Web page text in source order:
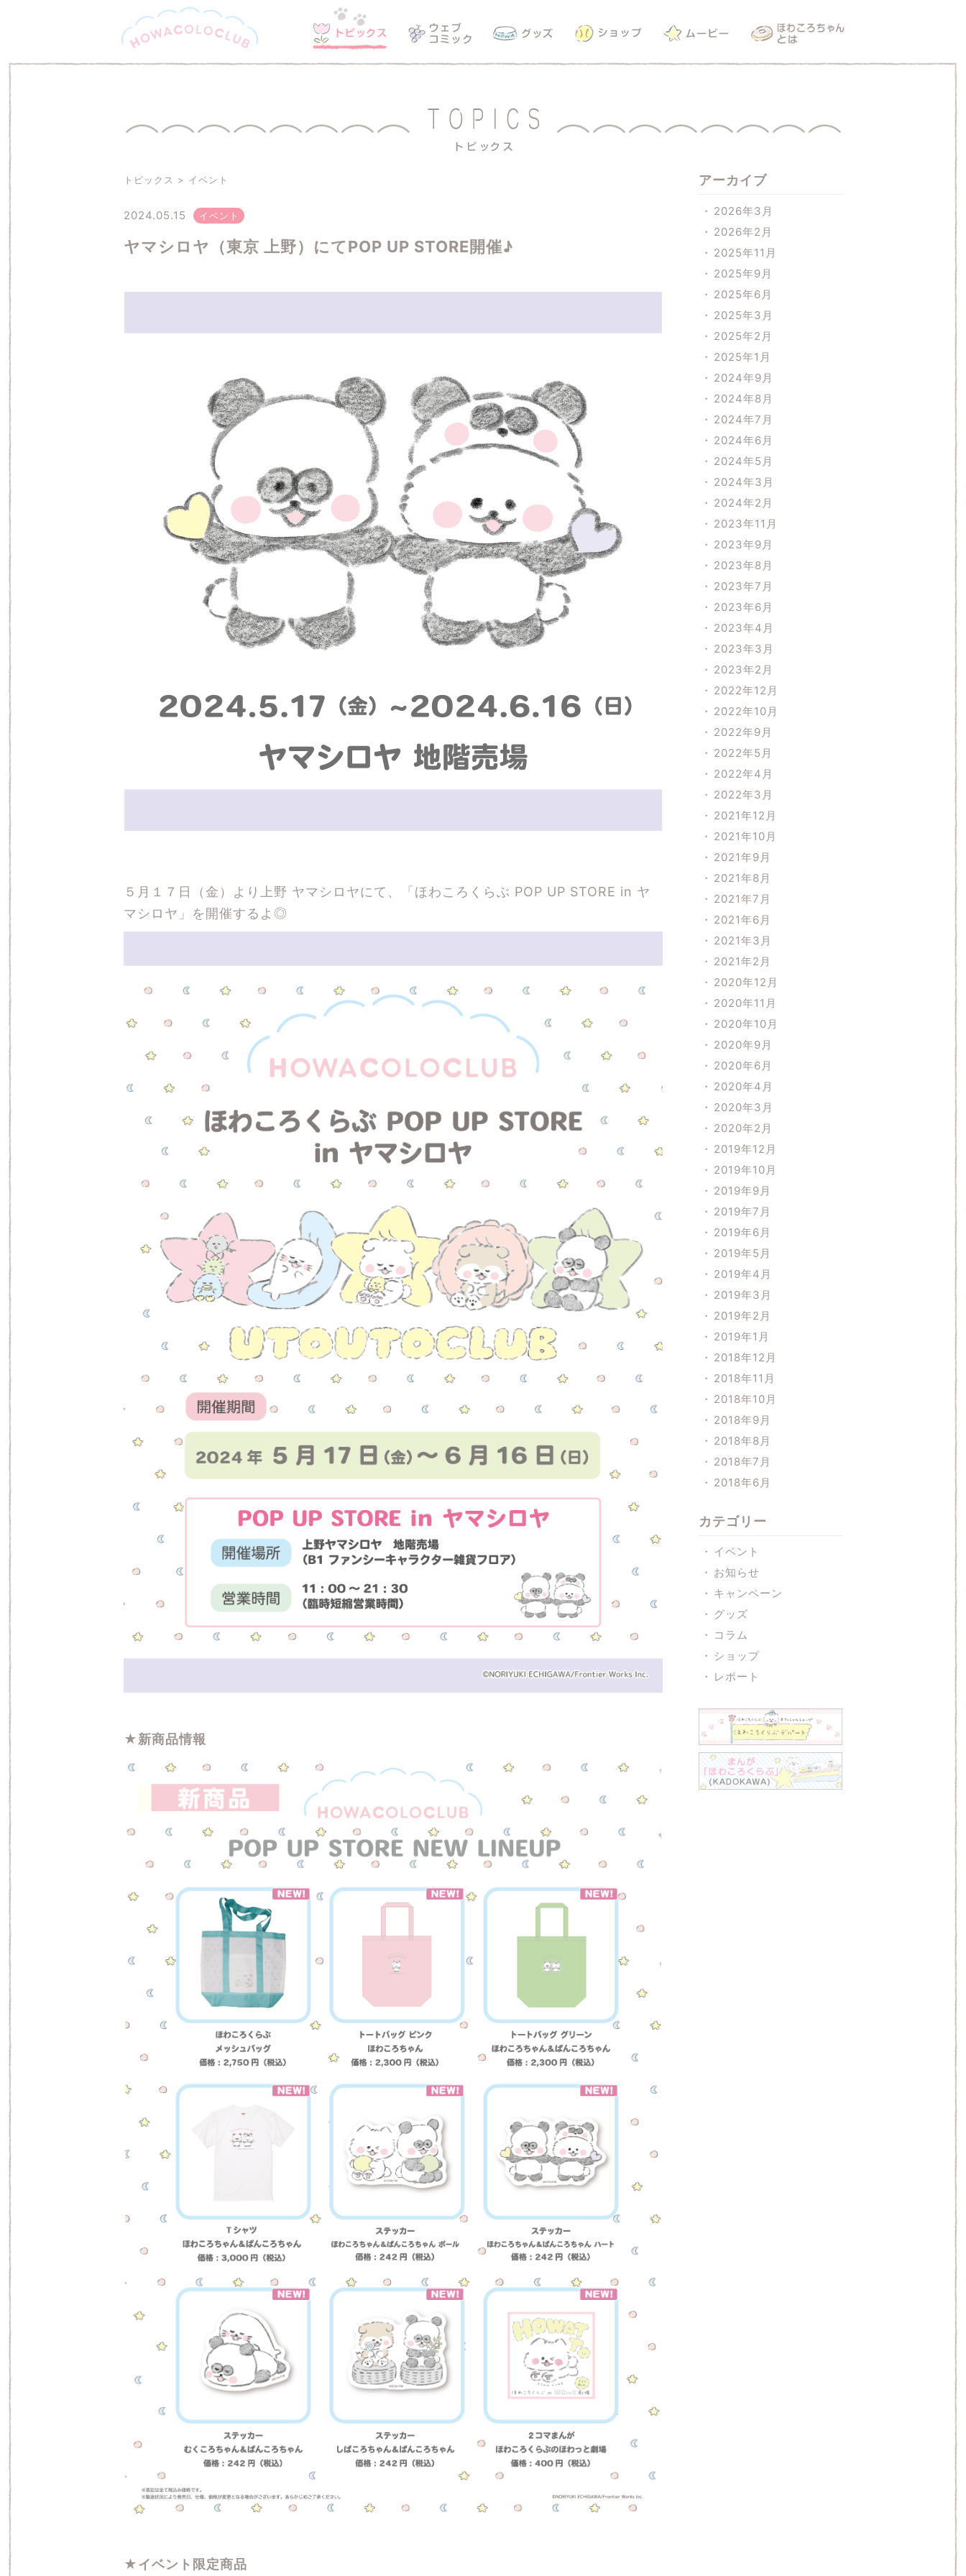
トピックス イベント
2024.05.15 イベント
ヤマシロヤ（東京 上野）にてPOP UP STORE開催♪
５月１７日（金）より上野 ヤマシロヤにて、「ほわころくらぶ POP UP STORE in ヤ
マシロヤ」を開催するよ◎
★新商品情報
★イベント限定商品
アーカイブ
2026年3月
2026年2月
2025年11月
2025年9月
2025年6月
2025年3月
2025年2月
2025年1月
2024年9月
2024年8月
2024年7月
2024年6月
2024年5月
2024年3月
2024年2月
2023年11月
2023年9月
2023年8月
2023年7月
2023年6月
2023年4月
2023年3月
2023年2月
2022年12月
2022年10月
2022年9月
2022年5月
2022年4月
2022年3月
2021年12月
2021年10月
2021年9月
2021年8月
2021年7月
2021年6月
2021年3月
2021年2月
2020年12月
2020年11月
2020年10月
2020年9月
2020年6月
2020年4月
2020年3月
2020年2月
2019年12月
2019年10月
2019年9月
2019年7月
2019年6月
2019年5月
2019年4月
2019年3月
2019年2月
2019年1月
2018年12月
2018年11月
2018年10月
2018年9月
2018年8月
2018年7月
2018年6月
カテゴリー
イベント
お知らせ
キャンペーン
グッズ
コラム
ショップ
レポート